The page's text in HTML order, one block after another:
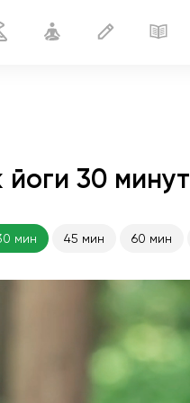
30 минут
мин 45 мин 60 мин